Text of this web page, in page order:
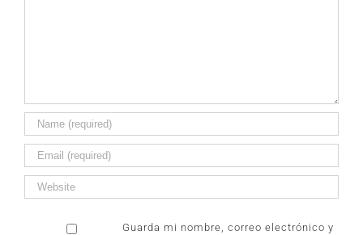
Guarda mi nombre, correo electrónico y